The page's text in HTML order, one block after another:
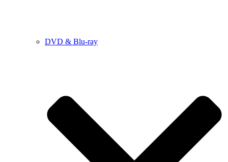
DVD & Blu-ray